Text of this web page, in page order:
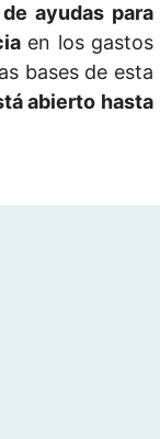
ayudas para
en los gastos
bases de esta
abierto hasta